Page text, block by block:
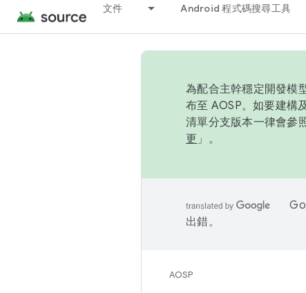
文件 Android 程式碼搜尋工具
為配合主幹穩定開發模
布至 AOSP。如要建構
清單分支版本一律會參
更 」。
出錯。
AOSP